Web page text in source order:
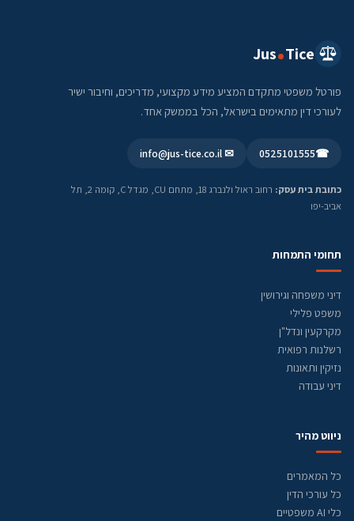
Jus Tice
פורטל משפטי מתקדם המציע מידע מקצועי, מדריכים, וחיבור ישיר
לעורכי דין מתאימים בישראל, הכל בממשק אחד.
☎
0525101555
✉ info@jus-tice.co.il
כתובת בית עסק:
רחוב ראול ולנברג 18, מתחם CU, מגדל C, קומה 2, תל
אביב-יפו
תחומי התמחות
דיני משפחה וגירושין
משפט פלילי
מקרקעין ונדל"ן
רשלנות רפואית
נזיקין ותאונות
דיני עבודה
ניווט מהיר
כל המאמרים
כל עורכי הדין
כלי AI משפטיים